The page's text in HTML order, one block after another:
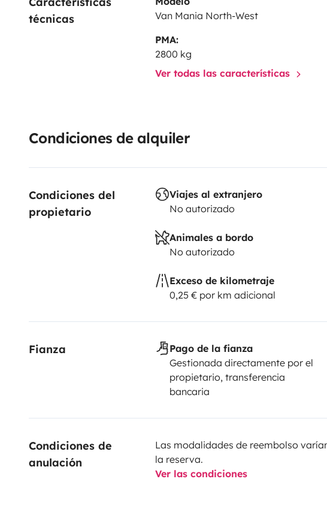
técnicas
Van Mania North-West
PMA:
2800 kg
Ver todas las características
Condiciones de alquiler
Condiciones del
propietario
Viajes al extranjero
No autorizado
Animales a bordo
No autorizado
Exceso de kilometraje
0,25 € por km adicional
Fianza
Pago de la fianza
Gestionada directamente por el
propietario, transferencia
bancaria
Condiciones de
anulación
Las modalidades de reembolso
la reserva.
Ver las condiciones